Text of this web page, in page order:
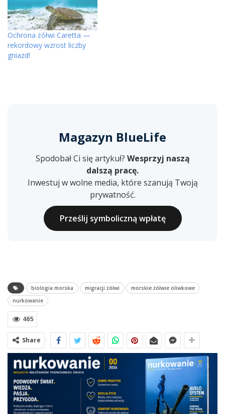
Ochrona żółwi Caretta —
rekordowy wzrost liczby
gniazd!
Magazyn BlueLife
Spodobał Ci się artykuł? Wesprzyj naszą
dalszą pracę.
Inwestuj w wolne media, które szanują Twoją
prywatność.
Prześlij symboliczną wpłatę
biologia morska migracji żółwi
morskie żółwie oliwkowe
nurkowanie
465
Share